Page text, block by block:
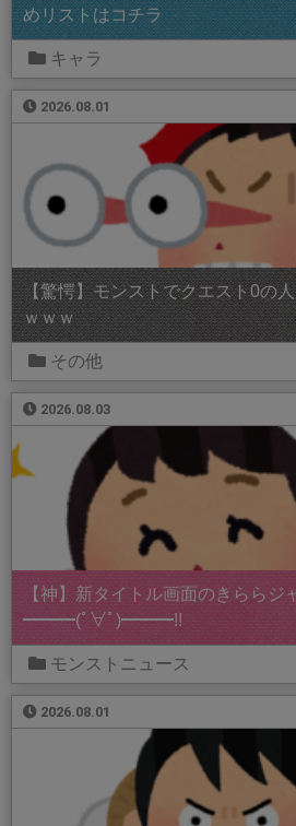
めリストはコチラ
キャラ
2026.08.01
【驚愕】モンストでクエスト0の
ｗｗｗ
その他
2026.08.03
【神】新タイトル画面のきららジ
━━━(ﾟ∀ﾟ)━━━!!
モンストニュース
2026.08.01